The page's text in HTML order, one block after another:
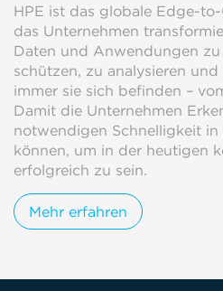
HPE ist das globale Edge-
das Unternehmen
Daten und Anwendungen zu
schützen, zu analysieren
immer sie sich befinden –
Damit die Unternehmen
notwendigen Schnelligkeit
können, um in der heutigen
erfolgreich zu sein.
Mehr erfahren